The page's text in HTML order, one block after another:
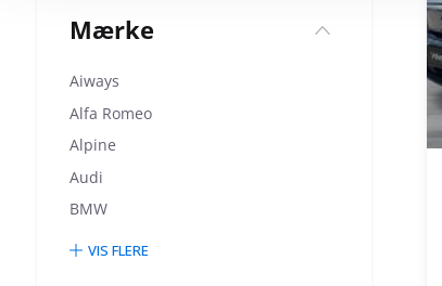
Mærke
Aiways
Alfa Romeo
Alpine
Audi
BMW
VIS FLERE